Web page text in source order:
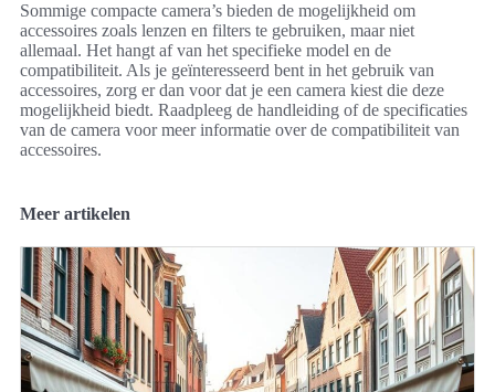
Sommige compacte camera’s bieden de mogelijkheid om
accessoires zoals lenzen en filters te gebruiken, maar niet
allemaal. Het hangt af van het specifieke model en de
compatibiliteit. Als je geïnteresseerd bent in het gebruik van
accessoires, zorg er dan voor dat je een camera kiest die deze
mogelijkheid biedt. Raadpleeg de handleiding of de specificaties
van de camera voor meer informatie over de compatibiliteit van
accessoires.
Meer artikelen